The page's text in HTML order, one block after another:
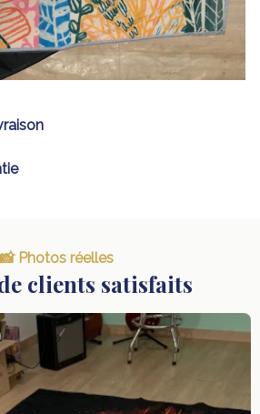
📸 Photos réelles
clients satisfaits